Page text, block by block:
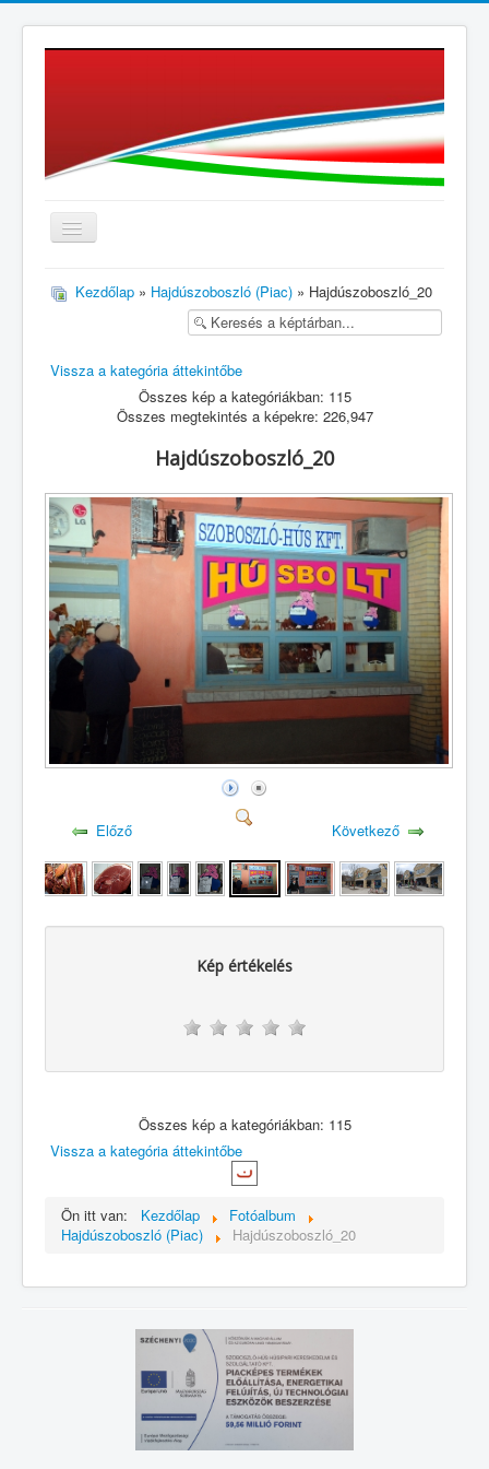
≡
Kezdőlap » Hajdúszoboszló (Piac) » Hajdúszoboszló_20
Vissza a kategória áttekintőbe
Összes kép a kategóriákban: 115
Összes megtekintés a képekre: 226,947
Hajdúszoboszló_20
Előző Következő
Kép értékelés
Összes kép a kategóriákban: 115
Vissza a kategória áttekintőbe
Ön itt van: Kezdőlap
Fotóalbum
Hajdúszoboszló (Piac)
Hajdúszoboszló_20